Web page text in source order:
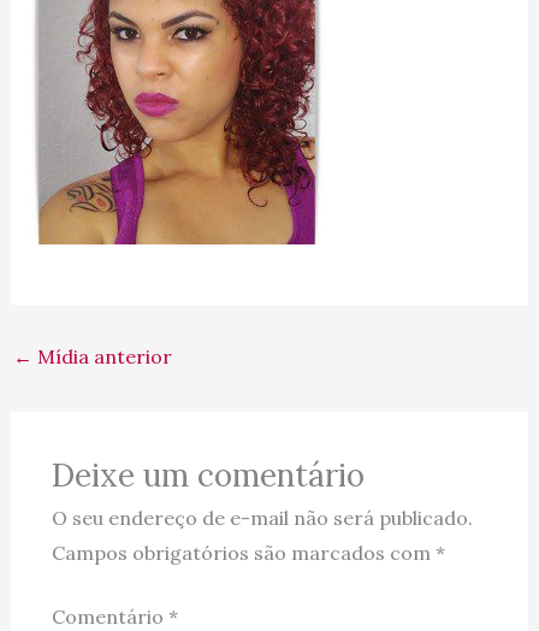
← Mídia anterior
Deixe um comentário
O seu endereço de e-mail não será publicado.
Campos obrigatórios são marcados com *
Comentário *